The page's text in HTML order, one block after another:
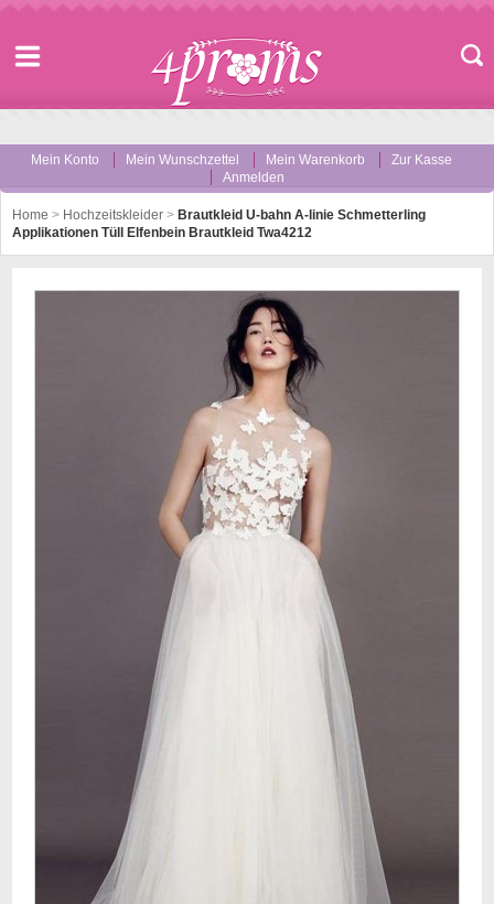
Mein Konto Mein Wunschzettel Mein Warenkorb
Zur Kasse
Anmelden
Home > Hochzeitskleider > Brautkleid U-bahn A-linie Schmetterling
Applikationen Tüll Elfenbein Brautkleid Twa4212